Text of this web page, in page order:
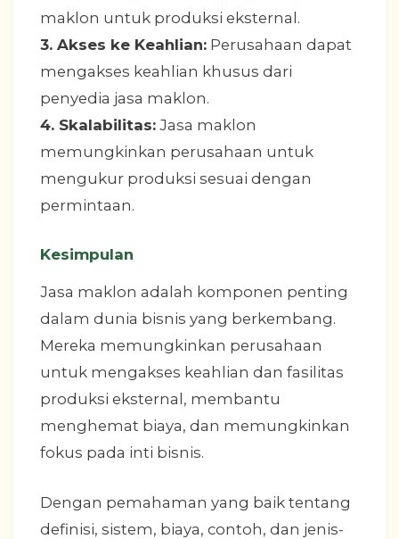
maklon untuk produksi eksternal.
3. Akses ke Keahlian: Perusahaan dapat
mengakses keahlian khusus dari
penyedia jasa maklon.
4. Skalabilitas: Jasa maklon
memungkinkan perusahaan untuk
mengukur produksi sesuai dengan
permintaan.
Kesimpulan
Jasa maklon adalah komponen penting
dalam dunia bisnis yang berkembang.
Mereka memungkinkan perusahaan
untuk mengakses keahlian dan fasilitas
produksi eksternal, membantu
menghemat biaya, dan memungkinkan
fokus pada inti bisnis.
Dengan pemahaman yang baik tentang
definisi, sistem, biaya, contoh, dan jenis-